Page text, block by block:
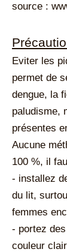
source :
Eviter les
permet de
dengue, la
paludisme,
présentes
Aucune
100 %, il
- installez
du lit,
femmes
- portez
couleur